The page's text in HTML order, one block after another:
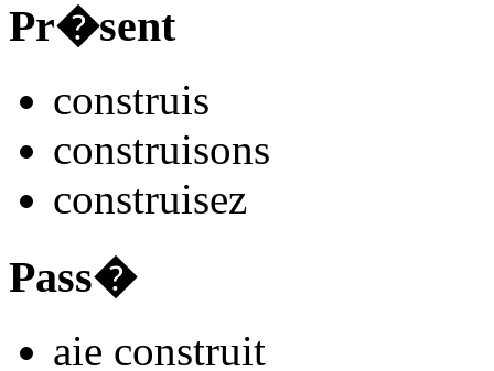
Pr�sent
construis
construisons
construisez
Pass�
aie construit